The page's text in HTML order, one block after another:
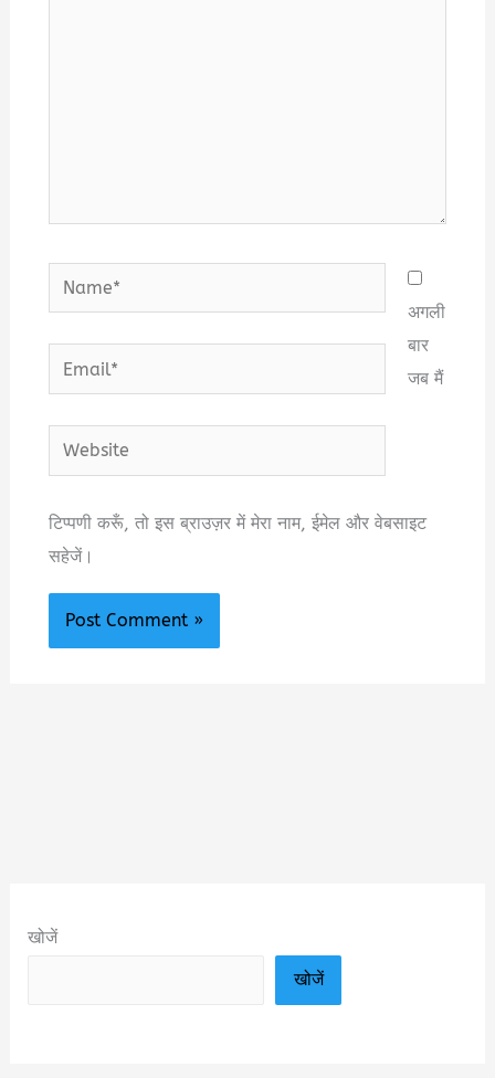
Name*
Email*
Website
अगली
बार
जब मैं
टिप्पणी करूँ, तो इस ब्राउज़र में मेरा नाम, ईमेल और वेबसाइट
सहेजें।
खोजें
खोजें